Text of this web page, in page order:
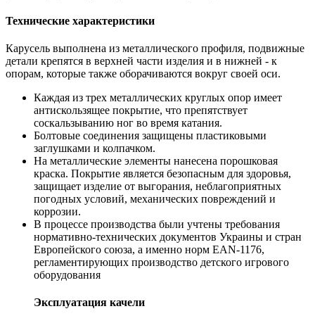
Технические характеристики
Карусель выполнена из металлического профиля, подвижные
детали крепятся в верхней части изделия и в нижней - к
опорам, которые также оборачиваются вокруг своей оси.
Каждая из трех металлических круглых опор имеет
антискользящее покрытие, что препятствует
соскальзыванию ног во время катания.
Болтовые соединения защищены пластиковыми
заглушками и колпачком.
На металлические элементы нанесена порошковая
краска. Покрытие является безопасным для здоровья,
защищает изделие от выгорания, неблагоприятных
погодных условий, механических повреждений и
коррозии.
В процессе производства были учтены требования
нормативно-технических документов Украины и стран
Европейского союза, а именно норм EAN-1176,
регламентирующих производство детского игрового
оборудования
Эксплуатация качели